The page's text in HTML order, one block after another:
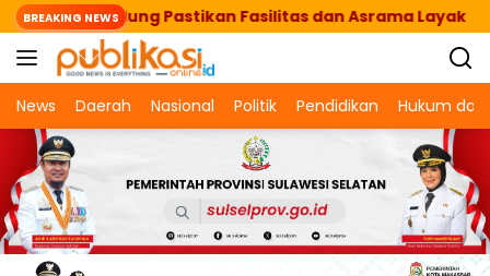
Langsung
ke
konten
BREAKING NEWS
Dudung Pastikan Fasilitas dan Asrama Layak
News Daerah Nasional Politik Pendidikan Hukum dan